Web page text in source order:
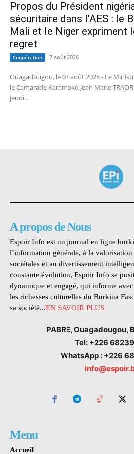
Propos du Président
sécuritaire dans l’AES : le
Mali et le Niger expriment
regret
Coopération 7 août 2026
Ouagadougou, le 07 août 2026 - Le
le Camarade Karamoko Jean Marie
jeudi...
A propos de Nous
Espoir Info est un journal en ligne
l’information générale, à la
sociétales et au divertissement
constante évolution, Espoir Info se
dynamique et engagé, qui informe
les richesses culturelles du Burkina
sa société...EN SAVOIR PLUS
PABRE, Ouagadougou,
Tel: +226
WhatsApp : +226
Menu
Accueil